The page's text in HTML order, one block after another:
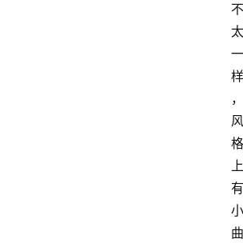
不
太
一
样
，
风
格
上
有
小
曲